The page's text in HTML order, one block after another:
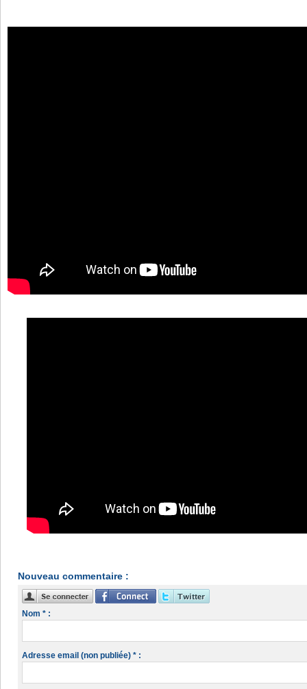
Nouveau commentaire :
Nom * :
Adresse email (non publiée) * :